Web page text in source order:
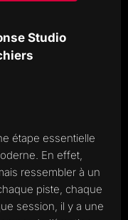
Studio
étape essentielle
En effet,
ressembler à un
piste, chaque
session, il y a une